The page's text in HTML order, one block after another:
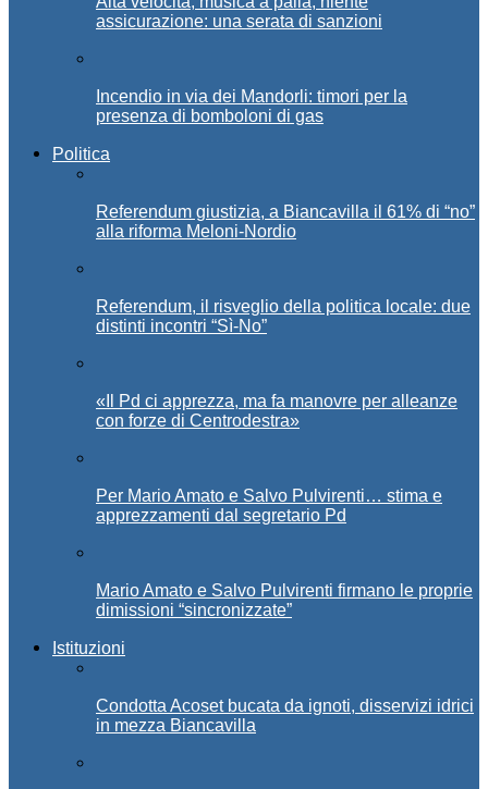
assicurazione: una serata di sanzioni
Incendio in via dei Mandorli: timori per la
presenza di bomboloni di gas
Politica
Referendum giustizia, a Biancavilla il 61% di “no”
alla riforma Meloni-Nordio
Referendum, il risveglio della politica locale: due
distinti incontri “Sì-No”
«Il Pd ci apprezza, ma fa manovre per alleanze
con forze di Centrodestra»
Per Mario Amato e Salvo Pulvirenti… stima e
apprezzamenti dal segretario Pd
Mario Amato e Salvo Pulvirenti firmano le proprie
dimissioni “sincronizzate”
Istituzioni
Condotta Acoset bucata da ignoti, disservizi idrici
in mezza Biancavilla